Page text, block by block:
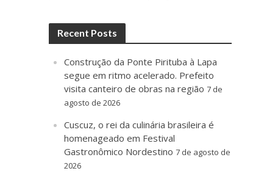
Recent Posts
Construção da Ponte Pirituba à Lapa
segue em ritmo acelerado. Prefeito
visita canteiro de obras na região 7 de
agosto de 2026
Cuscuz, o rei da culinária brasileira é
homenageado em Festival
Gastronômico Nordestino 7 de agosto de
2026